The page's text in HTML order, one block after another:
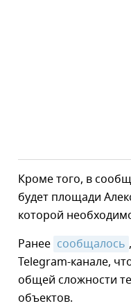
Кроме того, в
будет площади
которой
Ранее сообщалось
Telegram-канале,
общей сложности
объектов.